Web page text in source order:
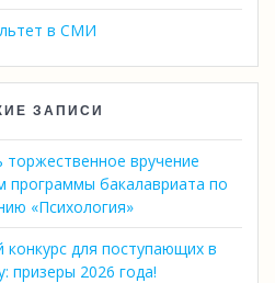
в СМИ
ЗАПИСИ
торжественное вручение
программы бакалавриата по
«Психология»
конкурс для поступающих в
призеры 2026 года!